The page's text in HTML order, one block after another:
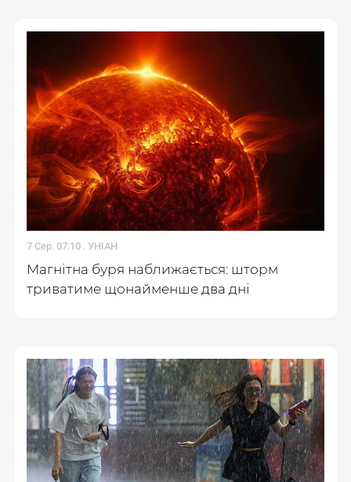
7 Сер. 07:10 . УНІАН
Магнітна буря наближається: шторм
триватиме щонайменше два дні